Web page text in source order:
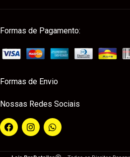
Formas de Pagamento:
Formas de Envio
Nossas Redes Sociais